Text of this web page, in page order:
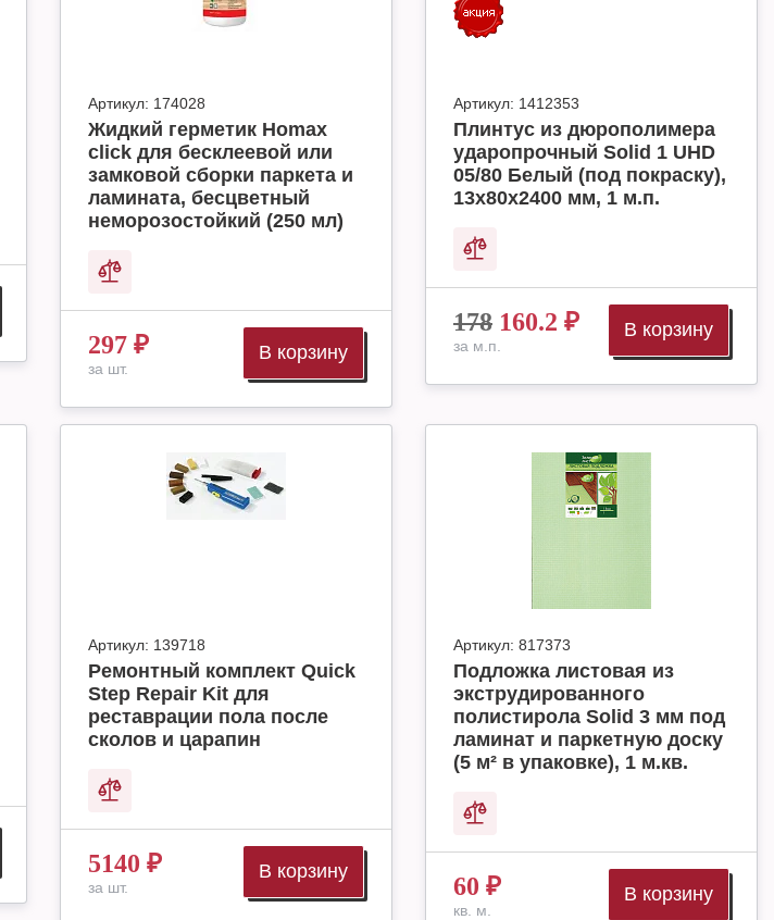
Артикул: 174028
Жидкий герметик Homax
click для бесклеевой или
замковой сборки паркета и
ламината, бесцветный
неморозостойкий (250 мл)
297 ₽
за шт.
В корзину
Артикул: 1412353
Плинтус из дюрополимера
ударопрочный Solid 1 UHD
05/80 Белый (под покраску),
13х80х2400 мм, 1 м.п.
178 160.2 ₽
за м.п.
В корзину
Артикул: 139718
Ремонтный комплект Quick
Step Repair Kit для
реставрации пола после
сколов и царапин
5140 ₽
за шт.
В корзину
Артикул: 817373
Подложка листовая из
экструдированного
полистирола Solid 3 мм под
ламинат и паркетную доску
(5 м² в упаковке), 1 м.кв.
60 ₽
кв. м.
В корзину